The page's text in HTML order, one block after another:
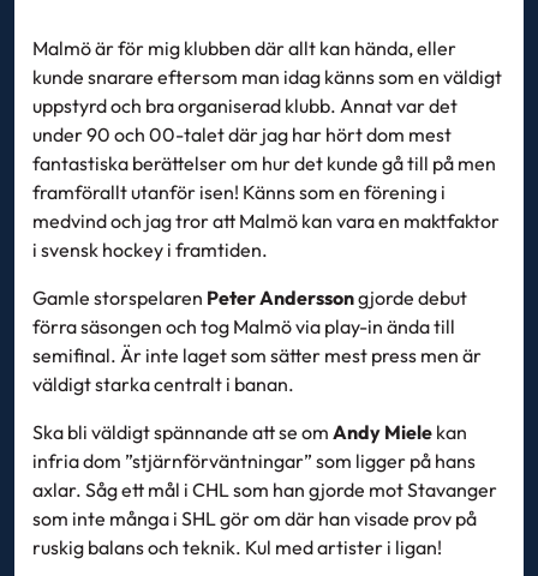
Malmö är för mig klubben där allt kan hända, eller
kunde snarare eftersom man idag känns som en väldigt
uppstyrd och bra organiserad klubb. Annat var det
under 90 och 00-talet där jag har hört dom mest
fantastiska berättelser om hur det kunde gå till på men
framförallt utanför isen! Känns som en förening i
medvind och jag tror att Malmö kan vara en maktfaktor
i svensk hockey i framtiden.
Gamle storspelaren Peter Anderssongjorde debut
förra säsongen och tog Malmö via play-in ända till
semifinal. Är inte laget som sätter mest press men är
väldigt starka centralt i banan.
Ska bli väldigt spännande att se om Andy Miele kan
infria dom ”stjärnförväntningar” som ligger på hans
axlar. Såg ett mål i CHL som han gjorde mot Stavanger
som inte många i SHL gör om där han visade prov på
ruskig balans och teknik. Kul med artister i ligan!